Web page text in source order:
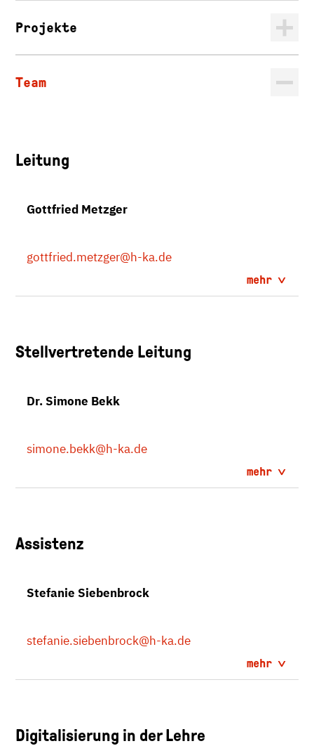
Projekte
Team
Leitung
Gottfried Metzger
gottfried.metzger@h-ka.de
mehr
Stellvertretende Leitung
Dr. Simone Bekk
simone.bekk@h-ka.de
mehr
Assistenz
Stefanie Siebenbrock
stefanie.siebenbrock@h-ka.de
mehr
Digitalisierung in der Lehre